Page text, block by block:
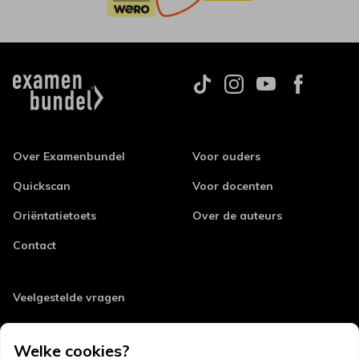
Over Examenbundel
Quickscan
Oriëntatietoets
Contact
Voor ouders
Voor docenten
Over de auteurs
Veelgestelde vragen
Retourneren
Welke cookies?